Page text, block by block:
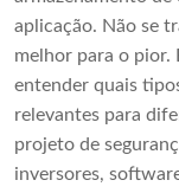
aplicação. Não se
melhor para o pior.
entender quais
relevantes para
projeto de
inversores,